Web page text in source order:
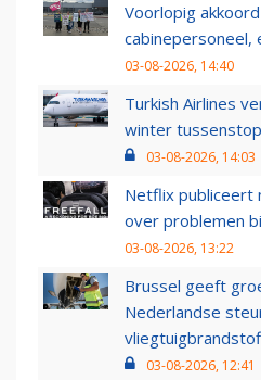
Voorlopig
cabinepersoneel,
03-08-2026, 14:40
Turkish Airlines
winter
03-08-2026, 14:03
Netflix publiceert
over problemen
03-08-2026, 13:22
Brussel geeft
Nederlandse
03-08-2026, 12:41